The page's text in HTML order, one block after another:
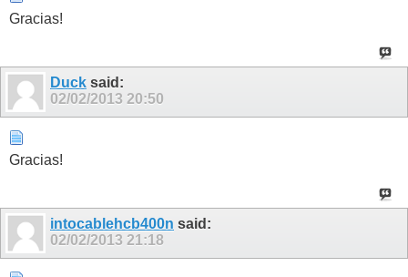
Gracias!
Duck said:
02/02/2013 20:50
Gracias!
intocablehcb400n said:
02/02/2013 21:18